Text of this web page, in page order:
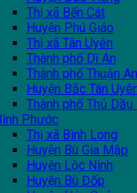
Thị xã Bến Cát
Huyện Phú Giáo
Thị xã Tân Uyên
Thành phố Dĩ An
Thành phố Thuận An
Huyện Bắc Tân
Thành phố Thủ
Phước
Thị xã Bình Long
Huyện Bù Gia Mập
Huyện Lộc Ninh
Huyện Bù Đốp